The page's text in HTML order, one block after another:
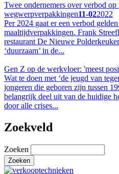
Twee ondernemers over verbod op
wegwerpverpakkingen11-022022
Per 2024 gaat er een verbod
maaltijdverpakkingen. Frank
restaurant De Nieuwe
‘duurzaam’ in de...
Gen Z op de werkvloer: 'meest
Wat te doen met ‘de jeugd van
jongeren die geboren zijn tussen
belangrijk deel uit van de huidige
door alle crises...
Zoekveld
Zoeken